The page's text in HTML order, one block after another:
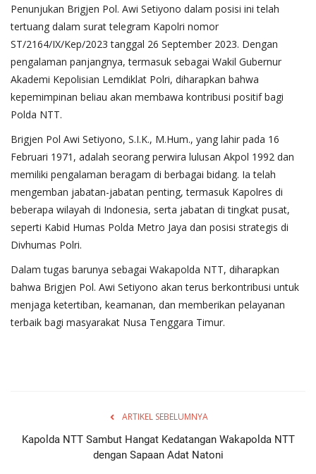
Penunjukan Brigjen Pol. Awi Setiyono dalam posisi ini telah
tertuang dalam surat telegram Kapolri nomor
ST/2164/IX/Kep/2023 tanggal 26 September 2023. Dengan
pengalaman panjangnya, termasuk sebagai Wakil Gubernur
Akademi Kepolisian Lemdiklat Polri, diharapkan bahwa
kepemimpinan beliau akan membawa kontribusi positif bagi
Polda NTT.
Brigjen Pol Awi Setiyono, S.I.K., M.Hum., yang lahir pada 16
Februari 1971, adalah seorang perwira lulusan Akpol 1992 dan
memiliki pengalaman beragam di berbagai bidang. Ia telah
mengemban jabatan-jabatan penting, termasuk Kapolres di
beberapa wilayah di Indonesia, serta jabatan di tingkat pusat,
seperti Kabid Humas Polda Metro Jaya dan posisi strategis di
Divhumas Polri.
Dalam tugas barunya sebagai Wakapolda NTT, diharapkan
bahwa Brigjen Pol. Awi Setiyono akan terus berkontribusi untuk
menjaga ketertiban, keamanan, dan memberikan pelayanan
terbaik bagi masyarakat Nusa Tenggara Timur.
ARTIKEL SEBELUMNYA
Kapolda NTT Sambut Hangat Kedatangan Wakapolda NTT
dengan Sapaan Adat Natoni